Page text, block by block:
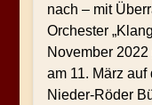
nach – mit
Orchester
November
am 11. März auf
Nieder-Röder